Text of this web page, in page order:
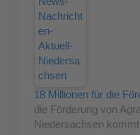
18 Millionen für die
die Förderung von
Niedersachsen